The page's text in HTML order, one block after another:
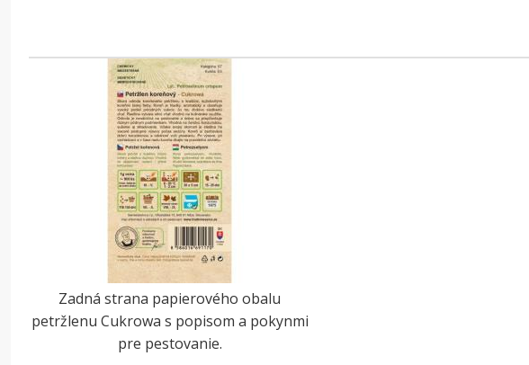
Zadná strana papierového obalu
petržlenu Cukrowa s popisom a pokynmi
pre pestovanie.